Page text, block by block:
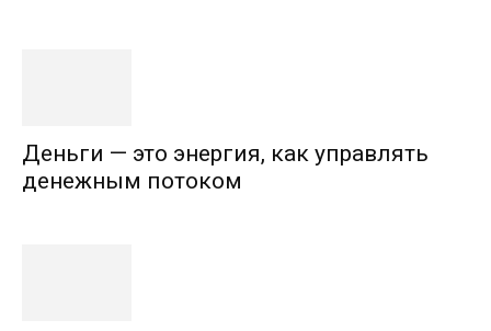
Деньги — это энергия, как управлять
денежным потоком